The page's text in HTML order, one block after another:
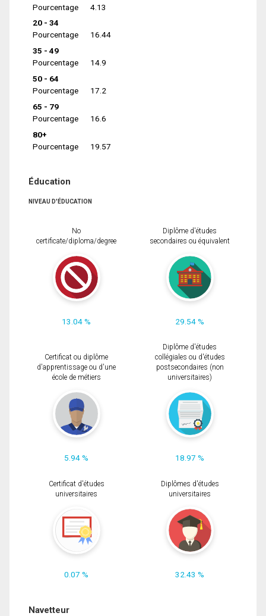
Pourcentage
4.13
20 - 34
Pourcentage
16.44
35 - 49
Pourcentage
14.9
50 - 64
Pourcentage
17.2
65 - 79
Pourcentage
16.6
80+
Pourcentage
19.57
Éducation
NIVEAU D'ÉDUCATION
No
certificate/diploma/degree
13.04 %
Diplôme d'études
secondaires ou équivalent
29.54 %
Certificat ou diplôme
d'apprentissage ou d'une
école de métiers
5.94 %
Diplôme d'études
collégiales ou d'études
postsecondaires (non
universitaires)
18.97 %
Certificat d'études
universitaires
0.07 %
Diplômes d'études
universitaires
32.43 %
Navetteur